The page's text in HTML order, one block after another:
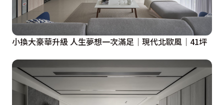
小換大豪華升級 人生夢想一次滿足│現代北歐風│41坪